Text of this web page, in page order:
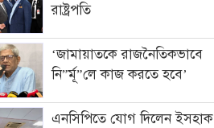
রাষ্ট্রপতি
‘জামায়াতকে রাজনৈতিকভাবে
নি”র্মূ”লে কাজ করতে হবে’
এনসিপিতে যোগ দিলেন ইসহাক